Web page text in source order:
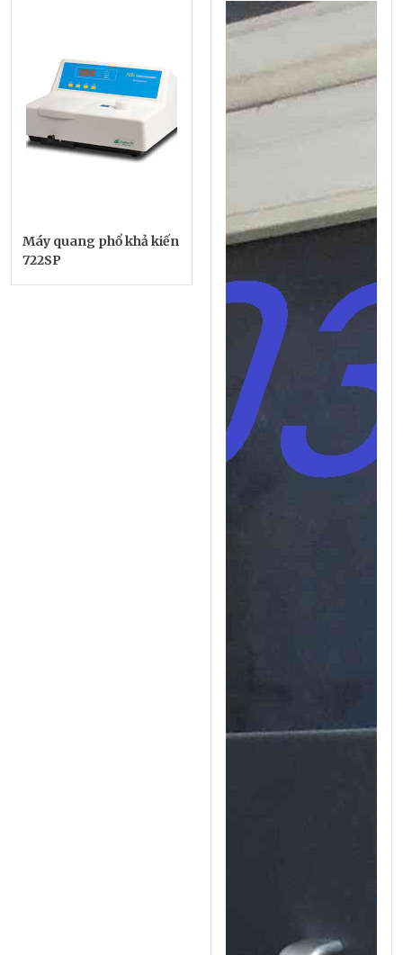
Máy quang phổ khả kiến
722SP